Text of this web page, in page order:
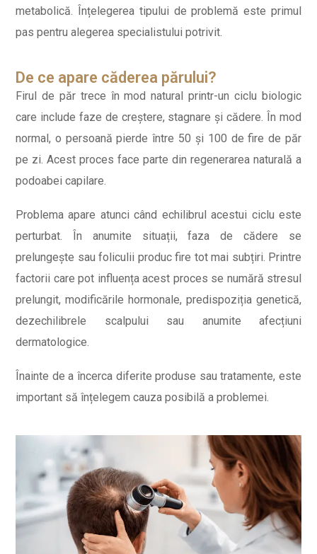
metabolică. Înțelegerea tipului de problemă este primul
pas pentru alegerea specialistului potrivit.
De ce apare căderea părului?
Firul de păr trece în mod natural printr-un ciclu biologic
care include faze de creștere, stagnare și cădere. În mod
normal, o persoană pierde între 50 și 100 de fire de păr
pe zi. Acest proces face parte din regenerarea naturală a
podoabei capilare.
Problema apare atunci când echilibrul acestui ciclu este
perturbat. În anumite situații, faza de cădere se
prelungește sau foliculii produc fire tot mai subțiri. Printre
factorii care pot influența acest proces se numără stresul
prelungit, modificările hormonale, predispoziția genetică,
dezechilibrele scalpului sau anumite afecțiuni
dermatologice.
Înainte de a încerca diferite produse sau tratamente, este
important să înțelegem cauza posibilă a problemei.